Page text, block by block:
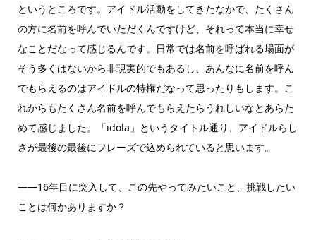
というところです。アイドル活動をしてきたなかで、たくさん
の方に名前を呼んでいただくんですけど、それって本当に幸せ
なことだなって感じるんです。日常では名前を呼ばれる場面が
そう多くはないから非現実的でもあるし、あんなに名前を呼ん
でもらえるのはアイドルの特権だなって思ったりもします。こ
れからもたくさん名前を呼んでもらえたらうれしいなとあらた
めて感じました。「idola」というタイトル通り、アイドルらし
さが最後の最後にフレーズで込められていると思います。
――16年目に突入して、この先やってみたいこと、挑戦したい
ことは何かありますか？